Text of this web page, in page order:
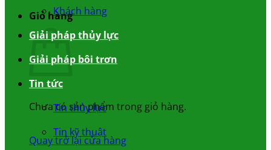
Giỏ hàng
Chưa có sản phẩm trong giỏ hàng.
Quay trở lại cửa hàng
Khách hàng
Giải pháp thủy lực
Giải pháp bôi trơn
Tin tức
Tin thủy lực
Tin kỹ thuật